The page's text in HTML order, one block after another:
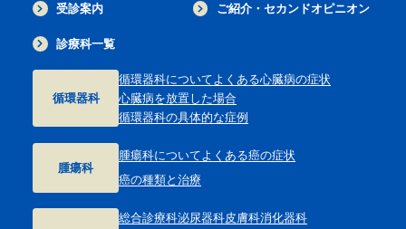
受診案内
ご紹介・セカンドオピニオン
診療科一覧
循環器科
循環器科について よくある心臓病の症状
心臓病を放置した場合
循環器科の具体的な症例
腫瘍科
腫瘍科について よくある癌の症状
癌の種類と治療
総合診療科泌尿器科皮膚科消化器科